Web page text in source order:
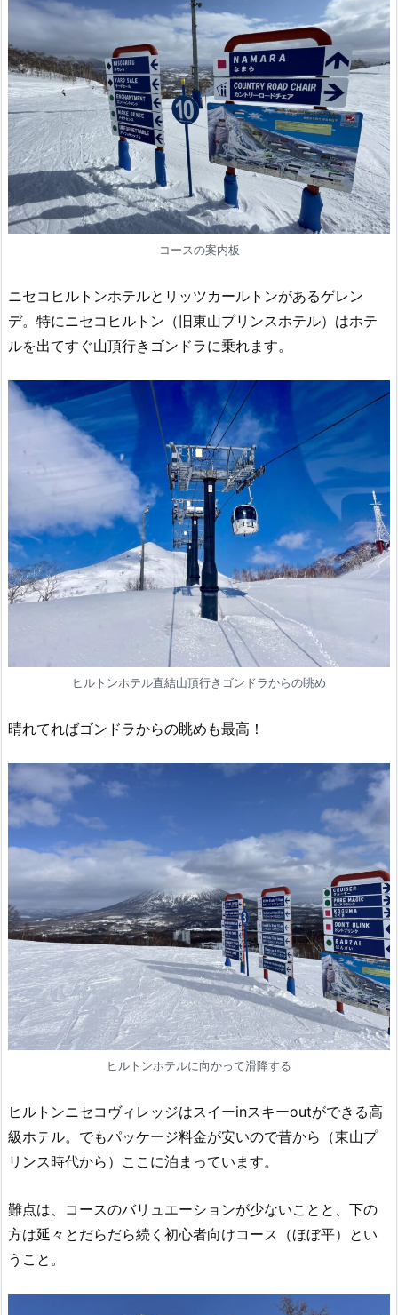
コースの案内板
ニセコヒルトンホテルとリッツカールトンがあるゲレン
デ。特にニセコヒルトン（旧東山プリンスホテル）はホテ
ルを出てすぐ山頂行きゴンドラに乗れます。
ヒルトンホテル直結山頂行きゴンドラからの眺め
晴れてればゴンドラからの眺めも最高！
ヒルトンホテルに向かって滑降する
ヒルトンニセコヴィレッジはスイーinスキーoutができる高
級ホテル。でもパッケージ料金が安いので昔から（東山プ
リンス時代から）ここに泊まっています。
難点は、コースのバリュエーションが少ないことと、下の
方は延々とだらだら続く初心者向けコース（ほぼ平）とい
うこと。